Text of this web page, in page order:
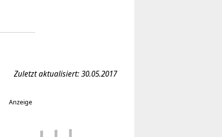
Zuletzt aktualisiert: 30.05.2017
Anzeige